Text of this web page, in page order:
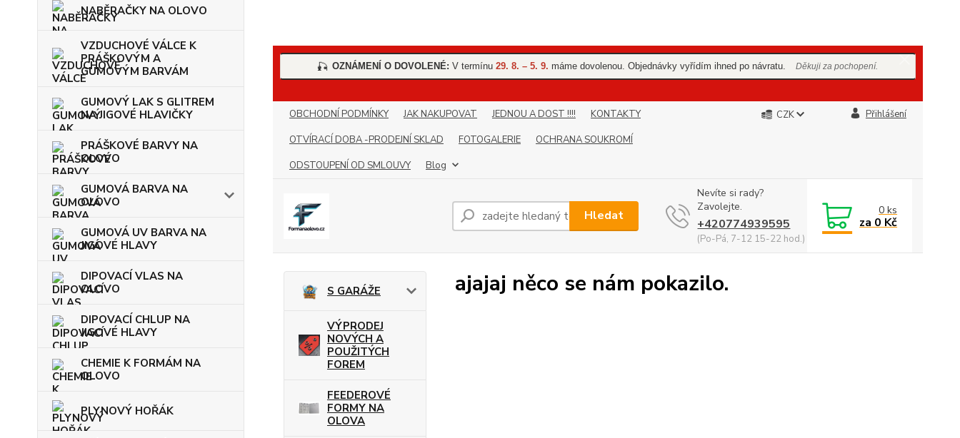
NABĚRAČKY NA OLOVO
VZDUCHOVÉ VÁLCE K
PRÁŠKOVÝM A
GUMOVÝM BARVÁM
GUMOVÝ LAK S GLITREM
NA JIGOVÉ HLAVIČKY
PRÁŠKOVÉ BARVY NA
OLOVO
GUMOVÁ BARVA NA
OLOVO
GUMOVÁ UV BARVA NA
JIGOVÉ HLAVY
DIPOVACÍ VLAS NA
OLOVO
DIPOVACÍ CHLUP NA
JIGOVÉ HLAVY
CHEMIE K FORMÁM NA
OLOVO
PLYNOVÝ HOŘÁK
🎣 OZNÁMENÍ O DOVOLENÉ: V termínu29. 8. – 5. 9. máme dovolenou. Objednávky vyřídím ihned po návratu. Děkuji za pochopení.
OBCHODNÍ PODMÍNKY JAK NAKUPOVAT JEDNOU A DOST !!!!
KONTAKTY
OTVÍRACÍ DOBA -PRODEJNÍ SKLAD
FOTOGALERIE
OCHRANA SOUKROMÍ
ODSTOUPENÍ OD SMLOUVY
Blog
CZK Přihlášení
Hledat
Nevíte si rady?
Zavolejte.
+420774939595
(Po-Pá, 7-12 15-22 hod.)
0ks
za 0 Kč
S GARÁŽE
VÝPRODEJ
NOVÝCH A
POUŽITÝCH
FOREM
FEEDEROVÉ
FORMY NA
OLOVA
ajajaj něco se nám pokazilo.